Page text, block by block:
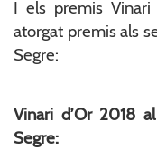
I els premis Vinari
atorgat premis als
Segre:
Vinari d’Or 2018
Segre: